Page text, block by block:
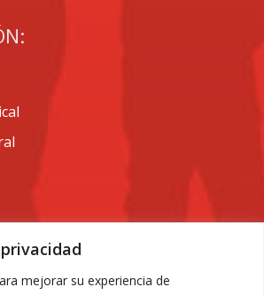
mejorar su experiencia de